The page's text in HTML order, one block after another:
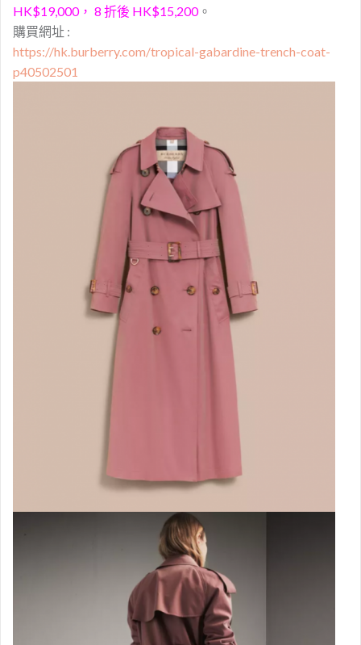
HK$19,000， 8 折後 HK$15,200。
購買網址 :
https://hk.burberry.com/tropical-gabardine-trench-coat-
p40502501